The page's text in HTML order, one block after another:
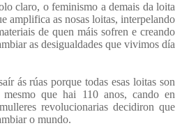
claro, o feminismo a demais da loita
amplifica as nosas loitas, interpelando
de quen máis sofren e creando
as desigualdades que vivimos día
ás rúas porque todas esas loitas son
que hai 110 anos, cando en
revolucionarias decidiron que
o mundo.